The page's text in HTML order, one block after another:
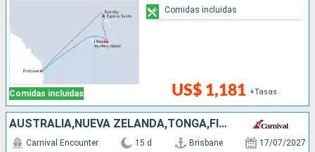
Comidas incluidas US$ 1,181 +Tasas
Comidas incluidas
AUSTRALIA,NUEVA ZELANDA,TONGA,FIDJI (ISLAS),VANUATU
Carnival Encounter 15 d Brisbane 17/07/2027